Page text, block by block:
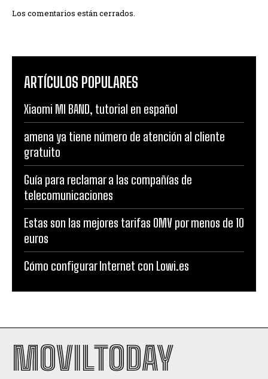
Los comentarios están cerrados.
ARTÍCULOS POPULARES
Xiaomi MI BAND, tutorial en español
amena ya tiene número de atención al cliente
gratuito
Guía para reclamar a las compañías de
telecomunicaciones
Estas son las mejores tarifas OMV por menos de 10
euros
Cómo configurar Internet con Lowi.es
MOVILTODAY